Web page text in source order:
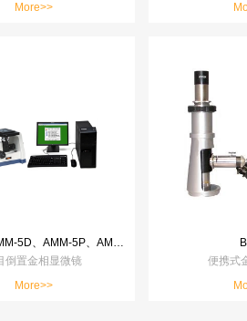
More>>
AMM-5、AMM-5D、AMM-5P、AMM-5T、AMM-5ST
倒置金相显微镜
More>>
便携式